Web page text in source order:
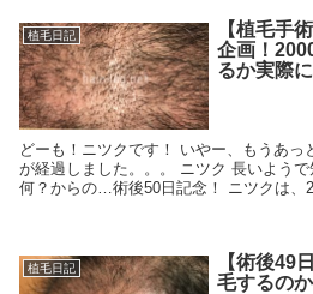
植毛日記
【植毛手
企画！
るか実際
どーも！ニツクです！ いやー、もうあっ
が経過しました。。。 ニツク 長いよう
何？からの…術後50日記念！ ニツクは、
植毛日記
【術後49
毛するの